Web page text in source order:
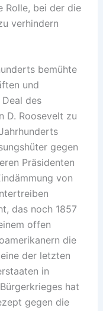
Rolle, bei der die
verhindern
bemühte
und
des
D. Roosevelt zu
gegen
Präsidenten
von
das noch 1857
offen
die
der letzten
in
hat
gegen die